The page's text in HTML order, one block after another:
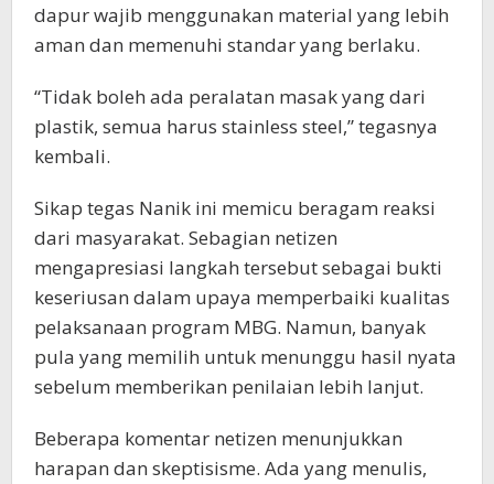
dapur wajib menggunakan material yang lebih
aman dan memenuhi standar yang berlaku.
“Tidak boleh ada peralatan masak yang dari
plastik, semua harus stainless steel,” tegasnya
kembali.
Sikap tegas Nanik ini memicu beragam reaksi
dari masyarakat. Sebagian netizen
mengapresiasi langkah tersebut sebagai bukti
keseriusan dalam upaya memperbaiki kualitas
pelaksanaan program MBG. Namun, banyak
pula yang memilih untuk menunggu hasil nyata
sebelum memberikan penilaian lebih lanjut.
Beberapa komentar netizen menunjukkan
harapan dan skeptisisme. Ada yang menulis,